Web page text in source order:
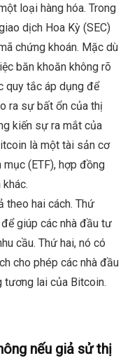
loại hàng hóa. Trong
dịch Hoa Kỳ (SEC)
chứng khoán. Mặc dù
băn khoăn không rõ
quy tắc áp dụng để
ra sự bất ổn của thị
kiến sự ra mắt của
là một tài sản cơ
(ETF), hợp đồng
theo hai cách. Thứ
giúp các nhà đầu tư
cầu. Thứ hai, nó có
cho phép các nhà đầu
lai của Bitcoin.
nếu giả sử thị